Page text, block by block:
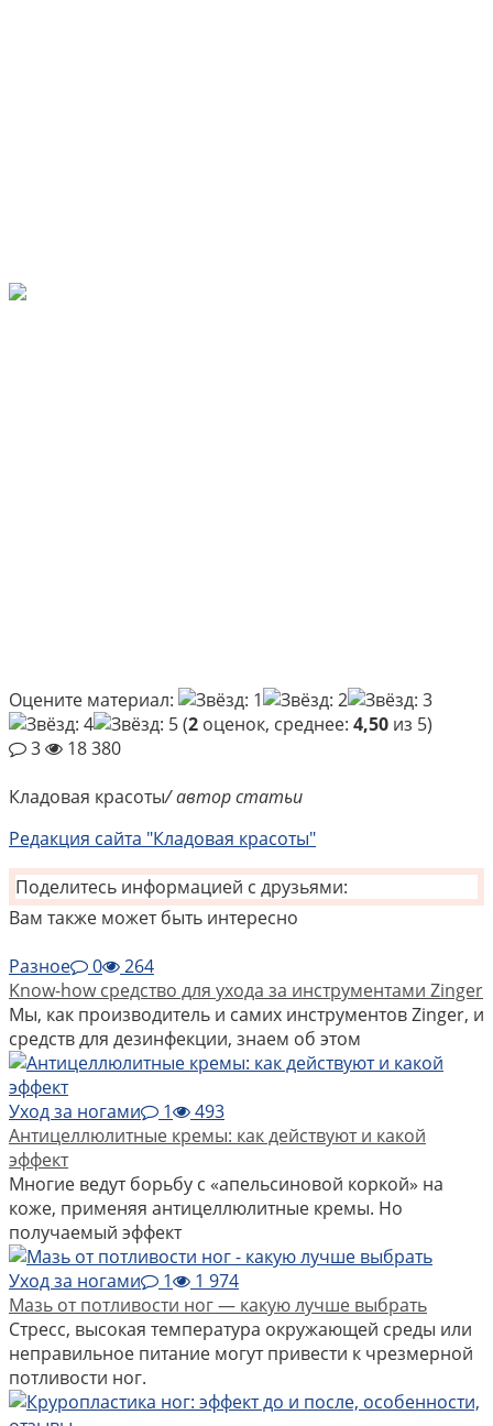
Оцените материал:
(2 оценок, среднее: 4,50 из 5)
3
18 380
Кладовая красоты/ автор статьи
Редакция сайта "Кладовая красоты"
Поделитесь информацией с друзьями:
Вам также может быть интересно
Разное
0
264
Know-how средство для ухода за инструментами Zinger
Мы, как производитель и самих инструментов Zinger, и
средств для дезинфекции, знаем об этом
Уход за ногами 1
493
Антицеллюлитные кремы: как действуют и какой
эффект
Многие ведут борьбу с «апельсиновой коркой» на
коже, применяя антицеллюлитные кремы. Но
получаемый эффект
Уход за ногами
1
1 974
Мазь от потливости ног — какую лучше выбрать
Стресс, высокая температура окружающей среды или
неправильное питание могут привести к чрезмерной
потливости ног.